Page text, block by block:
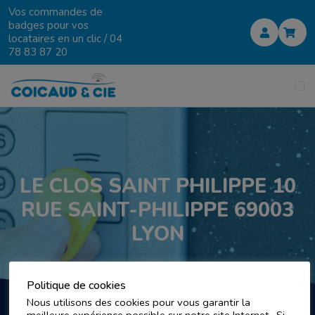
Vos commandes de
badges pour vos
locataires en un clic /04
78 83 87 20
LE CLOS SAINT PHILIPPE 10
RUE SAINT-PHILIPPE 69003
LYON
Politique de cookies
Nous utilisons des cookies pour vous garantir la